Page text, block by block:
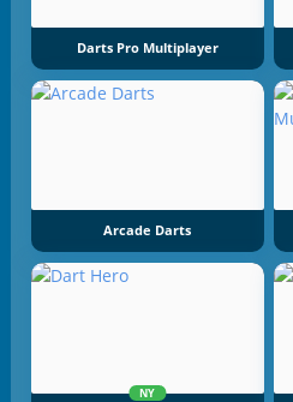
Darts Pro Multiplayer
Arcade Darts
NY